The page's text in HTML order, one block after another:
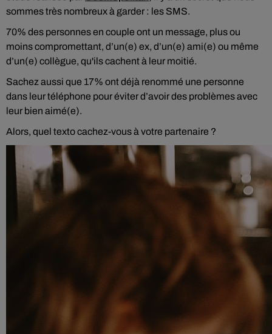
sommes très nombreux à garder : les SMS.
70% des personnes en couple ont un message, plus ou
moins compromettant, d’un(e) ex, d’un(e) ami(e) ou même
d’un(e) collègue, qu'ils cachent à leur moitié.
Sachez aussi que 17% ont déjà renommé une personne
dans leur téléphone pour éviter d’avoir des problèmes avec
leur bien aimé(e).
Alors, quel texto cachez-vous à votre partenaire ?